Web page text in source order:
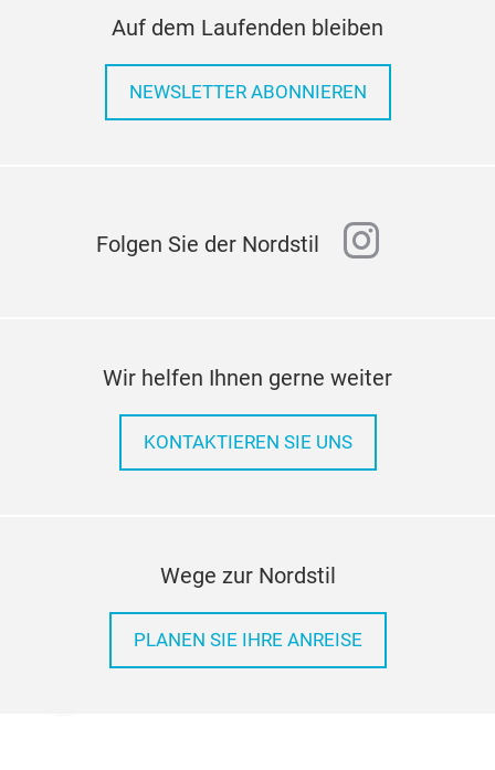
Auf dem Laufenden bleiben
NEWSLETTER ABONNIEREN
Folgen Sie der Nordstil
Wir helfen Ihnen gerne weiter
KONTAKTIEREN SIE UNS
Wege zur Nordstil
PLANEN SIE IHRE ANREISE